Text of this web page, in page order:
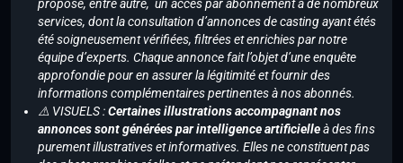
propose, entre autre, un accès par abonnement à de nombreux
services, dont la consultation d’annonces de casting ayant étés
été soigneusement vérifiées, filtrées et enrichies par notre
équipe d’experts. Chaque annonce fait l’objet d’une enquête
approfondie pour en assurer la légitimité et fournir des
informations complémentaires pertinentes à nos abonnés.
⚠️ VISUELS :Certaines illustrations accompagnant nos
annonces sont générées par intelligence artificielleà des fins
purement illustratives et informatives. Elles ne constituent pas